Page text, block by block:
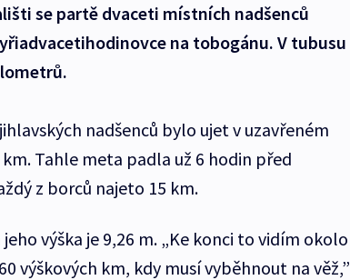
se partě dvaceti místních nadšenců
na tobogánu. V tubusu
nadšenců bylo ujet v uzavřeném
Tahle meta padla už 6 hodin před
z borců najeto 15 km.
výška je 9,26 m. „Ke konci to vidím okolo
výškových km, kdy musí vyběhnout na věž,”